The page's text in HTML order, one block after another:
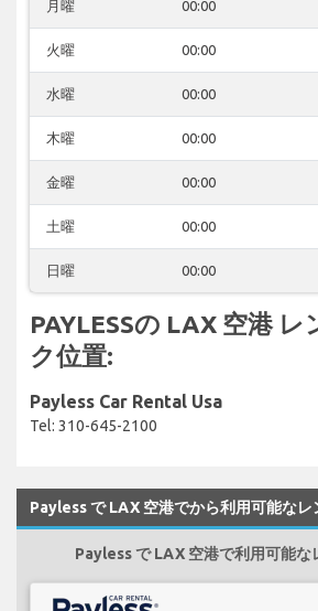
月曜 00:00
火曜 00:00
水曜 00:00
木曜 00:00
金曜 00:00
土曜 00:00
日曜 00:00
PAYLESSの LAX 空港 レ
ク位置:
Payless Car Rental Usa
Tel: 310-645-2100
Payless で LAX 空港でから利用可能なレ
Payless で LAX 空港で利用可能な